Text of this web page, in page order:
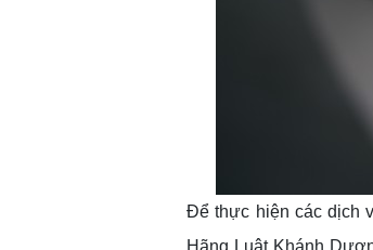
Để thực hiện các dịch
Hãng Luật Khánh